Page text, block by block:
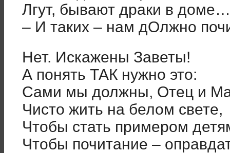
Лгут, бывают драки в доме…
– И таких – нам дОлжно
Нет. Искажены Заветы!
А понять ТАК нужно это:
Сами мы должны, Отец и
Чисто жить на белом свете,
Чтобы стать примером
Чтобы почитание –